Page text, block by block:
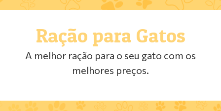
Ração para Gatos
A melhor ração para o seu gato com os
melhores preços.